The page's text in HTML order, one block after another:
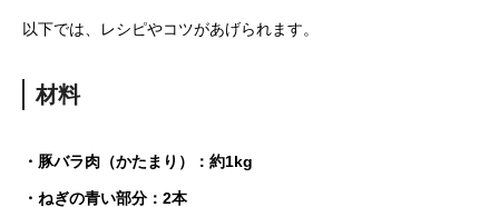
以下では、レシピやコツがあげられます。
材料
・豚バラ肉（かたまり）：約1kg
・ねぎの青い部分：2本